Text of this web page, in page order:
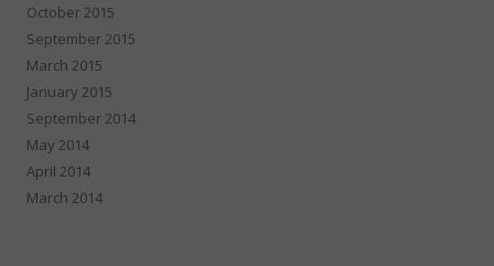
October 2015
September 2015
March 2015
January 2015
September 2014
May 2014
April 2014
March 2014